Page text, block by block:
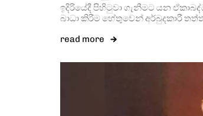
ඉදිරියේදී පිහිටුවා ගැනීමට යන
බාධා කිරීම හේතුවෙන් අර්බුදකාරී
read more